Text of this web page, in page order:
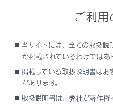
0800-500-
※手話通訳
こちらから
ご利
当サイトには、全ての取扱説
が掲載されているわけではあ
掲載している取扱説明書はお
があります。
取扱説明書は、弊社が著作